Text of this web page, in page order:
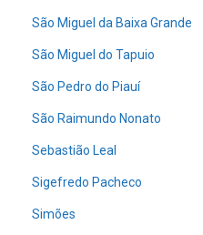
São Miguel da Baixa Grande
São Miguel do Tapuio
São Pedro do Piauí
São Raimundo Nonato
Sebastião Leal
Sigefredo Pacheco
Simões